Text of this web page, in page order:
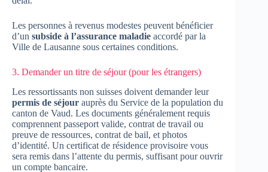
Les personnes à revenus modestes peuvent bénéficier
d’un subside à l’assurance maladie accordé par la
Ville de Lausanne sous certaines conditions.
3. Demander un titre de séjour (pour les étrangers)
Les ressortissants non suisses doivent demander leur
permis de séjour auprès du Service de la population du
canton de Vaud. Les documents généralement requis
comprennent passeport valide, contrat de travail ou
preuve de ressources, contrat de bail, et photos
d’identité. Un certificat de résidence provisoire vous
sera remis dans l’attente du permis, suffisant pour ouvrir
un compte bancaire.